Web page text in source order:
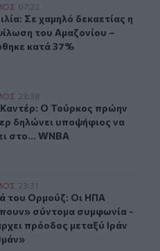
η αποψίλωση του
07:22
Σε χαμηλό δεκαετίας η
Σε χαμηλό δεκαετίας η
του Αμαζονίου –
κατά 37%
σέντερ δηλώνει
23:38
Καντέρ: Ο Τούρκος πρώην
Καντέρ: Ο Τούρκος πρώην
δηλώνει υποψήφιος να
στο... WNBA
«βλέπουν» σύντομα
23:31
του Ορμούζ: Οι ΗΠΑ
του Ορμούζ: Οι ΗΠΑ
σύντομα συμφωνία -
πρόοδος μεταξύ Ιράν